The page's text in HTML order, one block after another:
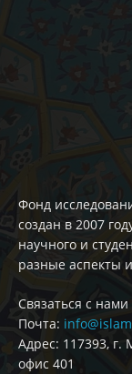
Фонд
создан в 2007
научного и
разные аспекты
Cвязаться с нами
Почта:
Адрес: 117393, г.
офис 401